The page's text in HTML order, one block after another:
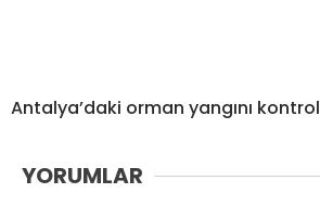
Antalya’daki orman yangını kontrol
YORUMLAR